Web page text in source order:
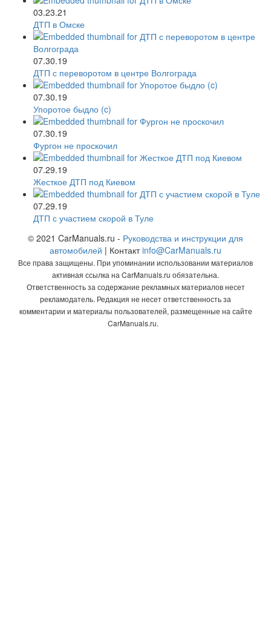
03.23.21
ДТП в Омске
07.30.19
ДТП с переворотом в центре Волгограда
07.30.19
Упоротое быдло (c)
07.30.19
Фургон не проскочил
07.29.19
Жесткое ДТП под Киевом
07.29.19
ДТП с участием скорой в Туле
© 2021 CarManuals.ru - Руководства и инструкции для
автомобилей | Контактinfo@CarManuals.ru
Все права защищены. При упоминании использовании материалов
активная ссылка на CarManuals.ru обязательна.
Ответственность за содержание рекламных материалов несет
рекламодатель. Редакция не несет ответственность за
комментарии и материалы пользователей, размещенные на сайте
CarManuals.ru.